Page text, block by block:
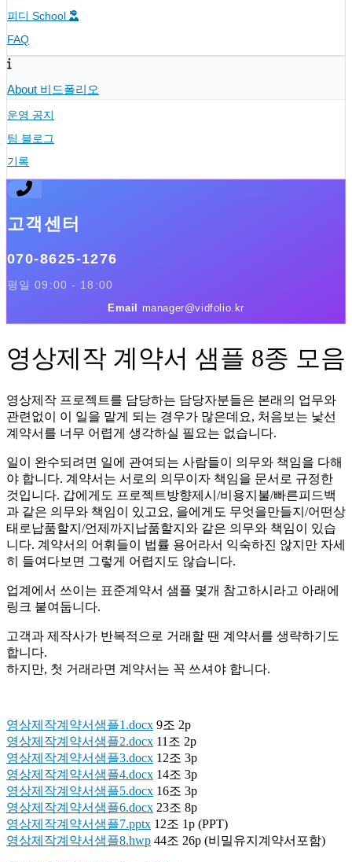
피디 School
FAQ
About 비드폴리오
운영 공지
팀 블로그
기록
고객센터
070-8625-1276
평일 09:00 - 18:00
Email manager@vidfolio.kr
영상제작 계약서 샘플 8종 모음
영상제작 프로젝트를 담당하는 담당자분들은 본래의 업무와
관련없이 이 일을 맡게 되는 경우가 많은데요, 처음보는 낯선
계약서를 너무 어렵게 생각하실 필요는 없습니다.
일이 완수되려면 일에 관여되는 사람들이 의무와 책임을 다해
야 합니다. 계약서는 서로의 의무이자 책임을 문서로 규정한
것입니다. 갑에게도 프로젝트방향제시/비용지불/빠른피드백
과 같은 의무와 책임이 있고요, 을에게도 무엇을만들지/어떤상
태로납품할지/언제까지납품할지와 같은 의무와 책임이 있습
니다. 계약서의 어휘들이 법률 용어라서 익숙하진 않지만 자세
히 들여다보면 그렇게 어렵지도 않습니다.
업계에서 쓰이는 표준계약서 샘플 몇개 참고하시라고 아래에
링크 붙여둡니다.
고객과 제작사가 반복적으로 거래할 땐 계약서를 생략하기도
합니다.
하지만, 첫 거래라면 계약서는 꼭 쓰셔야 합니다.
영상제작계약서샘플1.docx 9조 2p
영상제작계약서샘플2.docx 11조 2p
영상제작계약서샘플3.docx 12조 3p
영상제작계약서샘플4.docx 14조 3p
영상제작계약서샘플5.docx 16조 3p
영상제작계약서샘플6.docx 23조 8p
영상제작계약서샘플7.pptx 12조 1p (PPT)
영상제작계약서샘플8.hwp 44조 26p (비밀유지계약서포함)